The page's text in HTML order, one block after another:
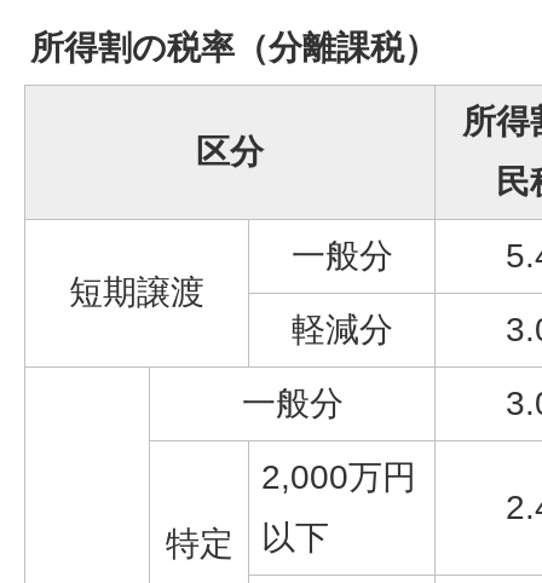
所得割の税率（分離課税）
区分
所得
民
短期譲渡
一般分
軽減分
一般分
特定
2,000万円
以下